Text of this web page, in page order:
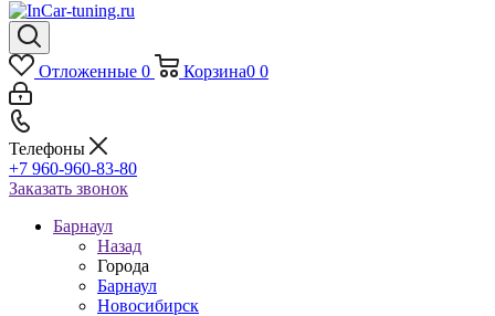
Отложенные 0 Корзина0 0
Телефоны
+7 960-960-83-80
Заказать звонок
Барнаул
Назад
Города
Барнаул
Новосибирск